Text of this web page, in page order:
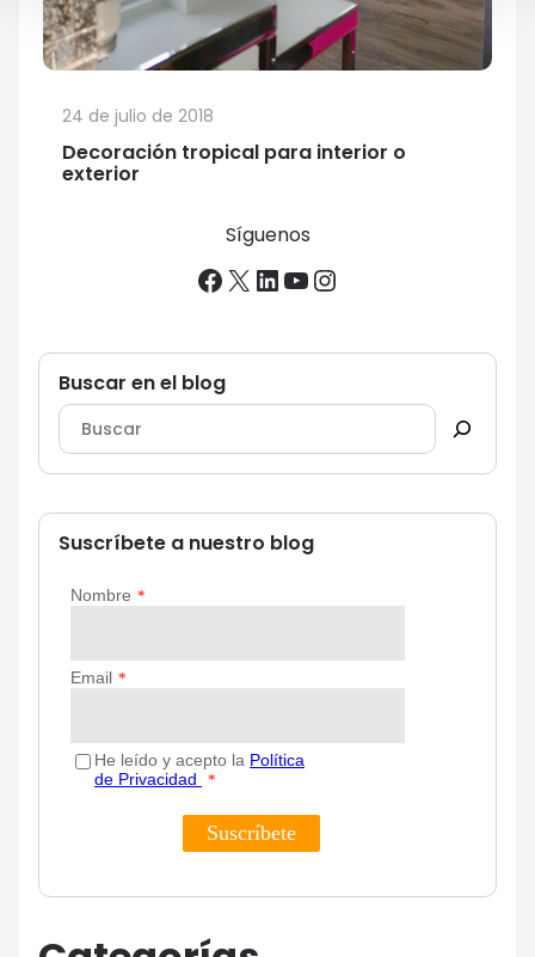
Decoración tropical para interior o
exterior
24 de julio de 2018
Síguenos
Facebook
X LinkedIn
YouTube
Instagram
Buscar en el blog
Suscríbete a nuestro blog